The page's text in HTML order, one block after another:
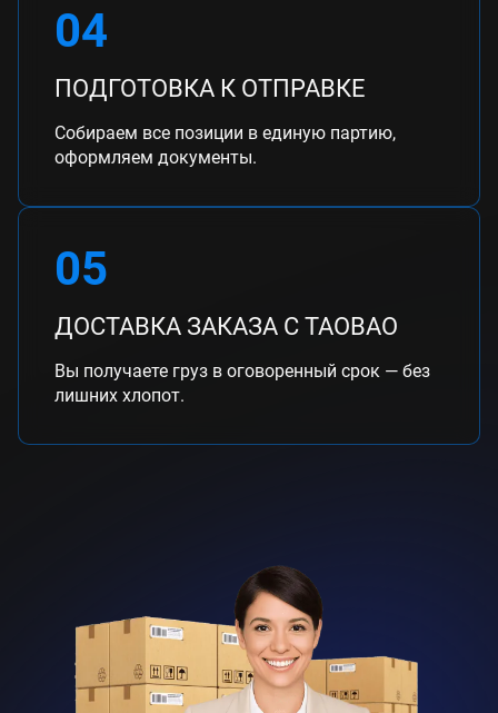
04
ПОДГОТОВКА К ОТПРАВКЕ
Собираем все позиции в единую партию,
оформляем документы.
05
ДОСТАВКА ЗАКАЗА С TAOBAO
Вы получаете груз в оговоренный срок — без
лишних хлопот.